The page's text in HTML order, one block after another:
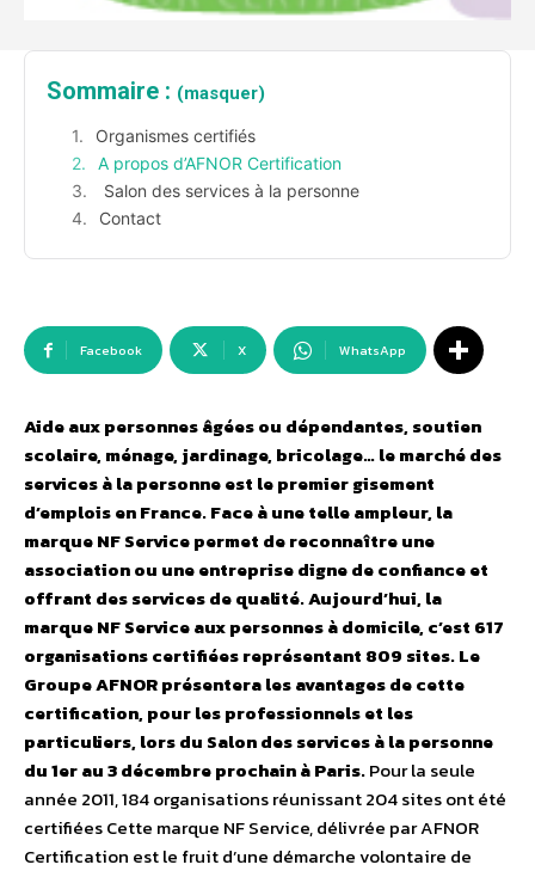
Sommaire : (masquer)
Organismes certifiés
A propos d’AFNOR Certification
Salon des services à la personne
Contact
Facebook X WhatsApp
Aide aux personnes âgées ou dépendantes, soutien
scolaire, ménage, jardinage, bricolage… le marché des
services à la personne est le premier gisement
d’emplois en France. Face à une telle ampleur, la
marque NF Service permet de reconnaître une
association ou une entreprise digne de confiance et
offrant des services de qualité. Aujourd’hui, la
marque NF Service aux personnes à domicile, c’est 617
organisations certifiées représentant 809 sites. Le
Groupe AFNOR présentera les avantages de cette
certification, pour les professionnels et les
particuliers, lors du Salon des services à la personne
du 1er au 3 décembre prochain à Paris.Pour la seule
année 2011, 184 organisations réunissant 204 sites ont été
certifiées Cette marque NF Service, délivrée par AFNOR
Certification est le fruit d’une démarche volontaire de